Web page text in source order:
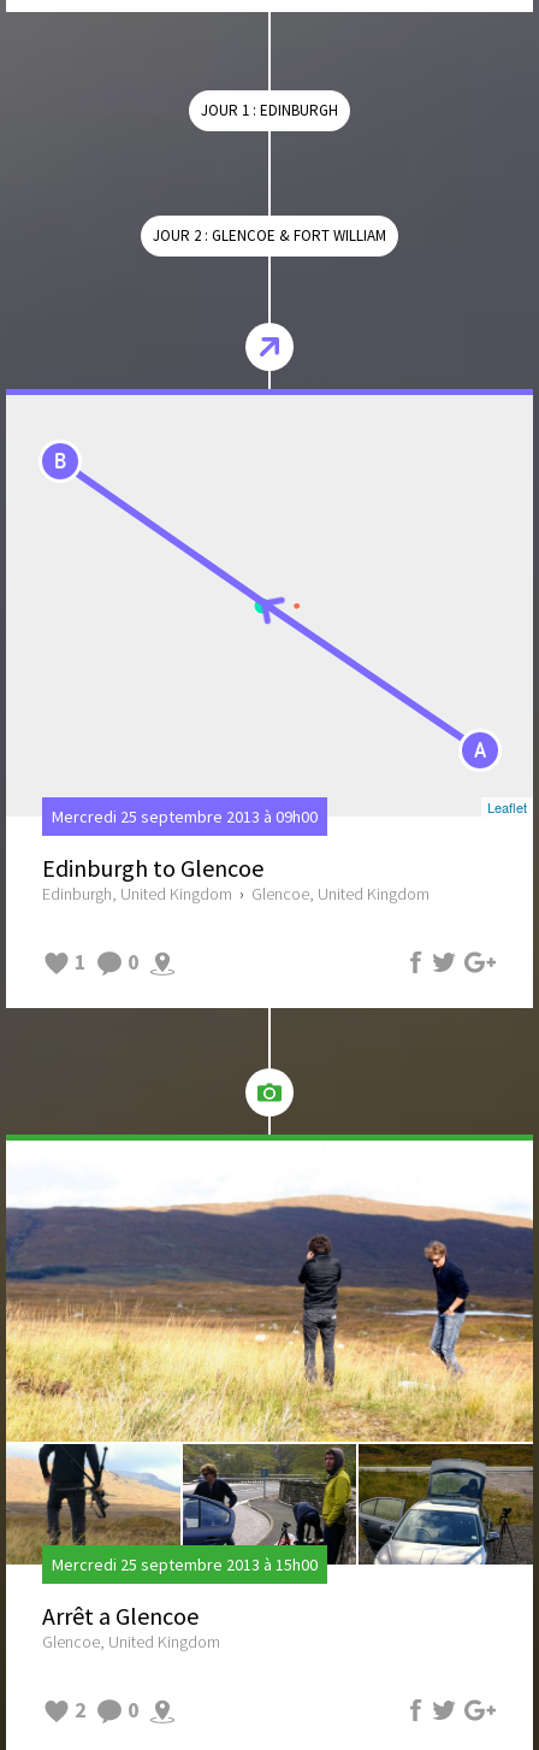
JOUR 1 : EDINBURGH
JOUR 2 : GLENCOE & FORT WILLIAM
A
B
Leaflet
Mercredi 25 septembre 2013 à 09h00
Edinburgh to Glencoe
Edinburgh, United Kingdom › Glencoe, United Kingdom
1 0
Mercredi 25 septembre 2013 à 15h00
Arrêt a Glencoe
Glencoe, United Kingdom
2 0